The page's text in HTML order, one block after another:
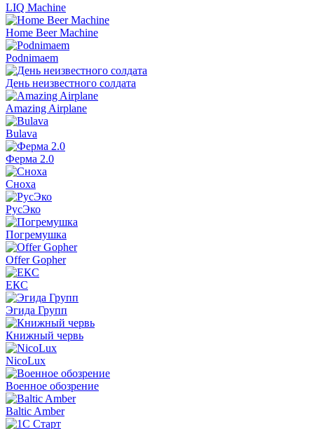
LIQ Machine
Home Beer Machine
Podnimaem
День неизвестного солдата
Amazing Airplane
Bulava
Ферма 2.0
Сноха
РусЭко
Погремушка
Offer Gopher
ЕКС
Эгида Групп
Книжный червь
NicoLux
Военное обозрение
Baltic Amber